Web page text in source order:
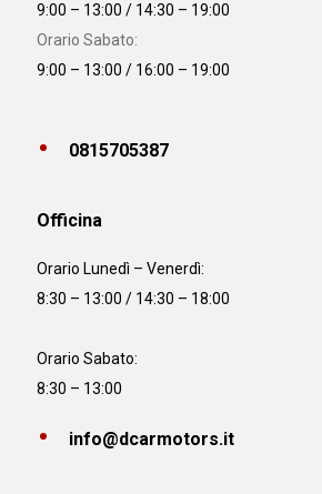
9:00 – 13:00 / 14:30 – 19:00
Orario Sabato:
9:00 – 13:00 / 16:00 – 19:00
0815705387
Officina
Orario Lunedì – Venerdì:
8:30 – 13:00 / 14:30 – 18:00
Orario Sabato:
8:30 – 13:00
info@dcarmotors.it